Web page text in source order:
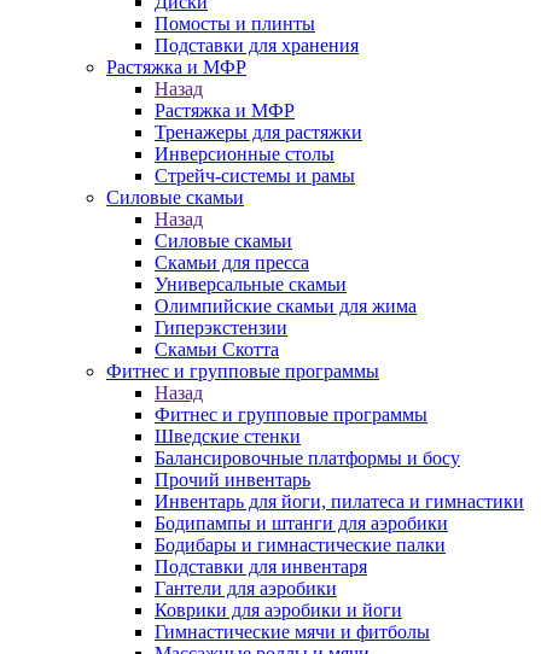
Помосты и плинты
Подставки для хранения
Растяжка и МФР
Назад
Растяжка и МФР
Тренажеры для растяжки
Инверсионные столы
Стрейч-системы и рамы
Силовые скамьи
Назад
Силовые скамьи
Скамьи для пресса
Универсальные скамьи
Олимпийские скамьи для жима
Гиперэкстензии
Скамьи Скотта
Фитнес и групповые программы
Назад
Фитнес и групповые программы
Шведские стенки
Балансировочные платформы и босу
Прочий инвентарь
Инвентарь для йоги, пилатеса и гимнастики
Бодипампы и штанги для аэробики
Бодибары и гимнастические палки
Подставки для инвентаря
Гантели для аэробики
Коврики для аэробики и йоги
Гимнастические мячи и фитболы